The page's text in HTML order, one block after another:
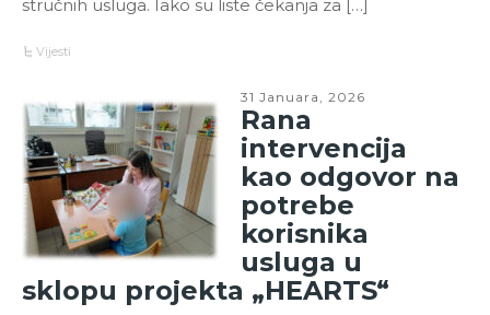
stručnih usluga. Iako su liste čekanja za […]
Vijesti
31 Januara, 2026
Rana
intervencija
kao odgovor na
potrebe
korisnika
usluga u
sklopu projekta „HEARTS“